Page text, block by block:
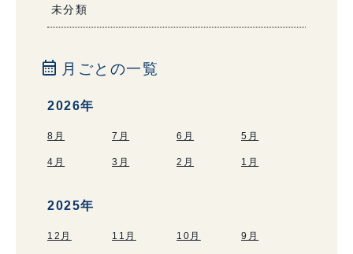
未分類
calendar_month 月ごとの一覧
2026年
8月 7月 6月 5月
4月 3月 2月 1月
2025年
12月 11月 10月 9月